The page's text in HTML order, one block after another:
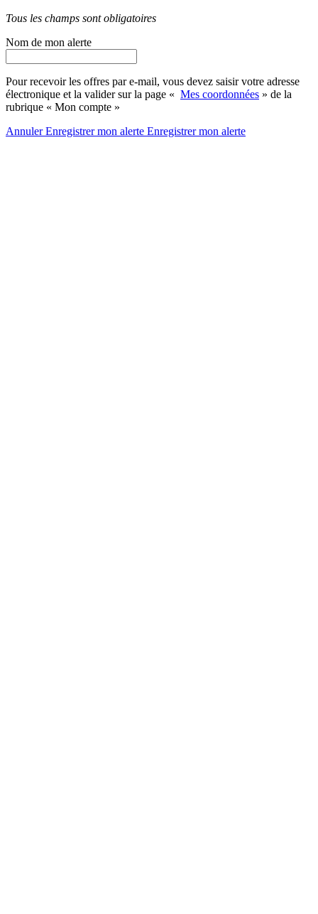
Tous les champs sont obligatoires
Nom de mon alerte
Pour recevoir les offres par e-mail, vous devez saisir votre adresse
électronique et la valider sur la page « Mes coordonnées » de la
rubrique « Mon compte »
AnnulerEnregistrer mon alerte Enregistrermon alerte